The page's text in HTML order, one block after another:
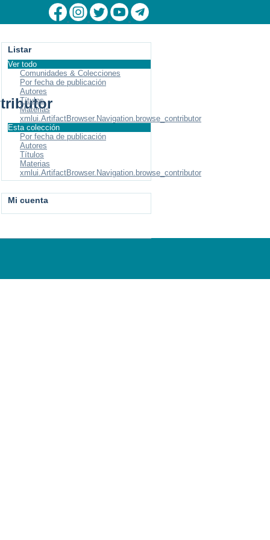
Listar
Ver todo
Comunidades & Colecciones
Por fecha de publicación
Autores
Títulos
Materias
xmlui.ArtifactBrowser.Navigation.browse_contributor
Esta colección
Por fecha de publicación
Autores
Títulos
Materias
xmlui.ArtifactBrowser.Navigation.browse_contributor
Mi cuenta